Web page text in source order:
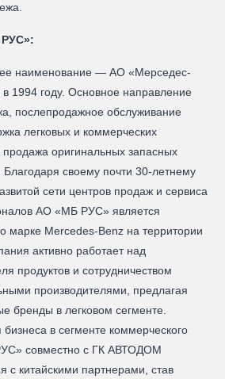
наименование — AO «Мерседес-
1994 году. Основное направление
послепродажное обслуживание
легковых и коммерческих
оригинальных запасных
Благодаря своему почти 30-летнему
сети центров продаж и сервиса
АО «МБ РУС» является
марке Mercedes-Benz на территории
активно работает над
продуктов и сотрудничеством
производителями, предлагая
бренды в легковом сегменте.
в сегменте коммерческого
совместно с ГК АВТОДОМ
с китайскими партнерами, став